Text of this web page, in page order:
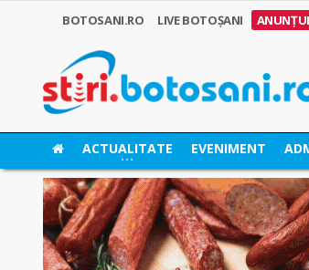
BOTOSANI.RO LIVE BOTOȘANI
ACTUALITATE EVENIMENT